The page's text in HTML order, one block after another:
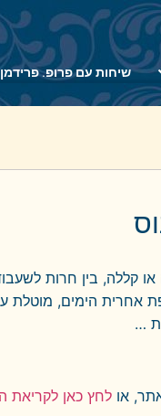
שיחות עם פרופ. פרידמן
או קללה, בין חרות
אחרית הימים, מוטלת
…
או לחץ כאן לקריאת